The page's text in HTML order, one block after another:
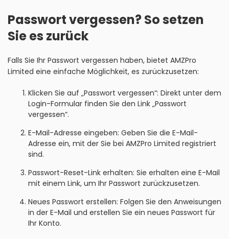
Passwort vergessen? So setzen
Sie es zurück
Falls Sie Ihr Passwort vergessen haben, bietet AMZPro
Limited eine einfache Möglichkeit, es zurückzusetzen:
Klicken Sie auf „Passwort vergessen“: Direkt unter dem
Login-Formular finden Sie den Link „Passwort
vergessen“.
E-Mail-Adresse eingeben: Geben Sie die E-Mail-
Adresse ein, mit der Sie bei AMZPro Limited registriert
sind.
Passwort-Reset-Link erhalten: Sie erhalten eine E-Mail
mit einem Link, um Ihr Passwort zurückzusetzen.
Neues Passwort erstellen: Folgen Sie den Anweisungen
in der E-Mail und erstellen Sie ein neues Passwort für
Ihr Konto.